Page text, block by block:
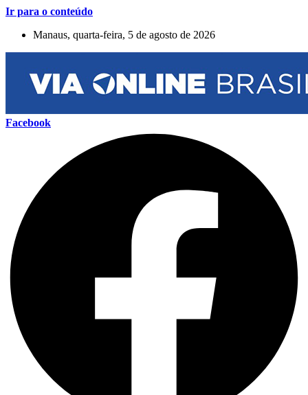
Ir para o conteúdo
Manaus, quarta-feira, 5 de agosto de 2026
Facebook